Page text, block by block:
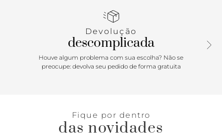
salto em bloco baixo e aberta atrás, possui tiras finas
o calcanhar, com fecho afivelado ajustável. Com palmilha
de mesmo tom da sapatilha e assinatura Anacapri. O
modelo deixa o peito de pé e calcanhar à mostra.
dias de verão com leveza e frescor aos seus pés. O
modelinho ultra charmoso com saltinho em bloco traz um
Devolução
descomplicada
Houve algum problema com sua escolha? Não se
preocupe: devolva seu pedido de forma gratuita
Fique por dentro
das novidades